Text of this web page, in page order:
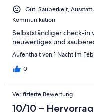
Gut: Sauberkeit,
Kommunikation
Selbstständiger check-in
neuwertiges und
Aufenthalt von 1 Nacht im
0
Verifizierte Bewertung
10/10 –